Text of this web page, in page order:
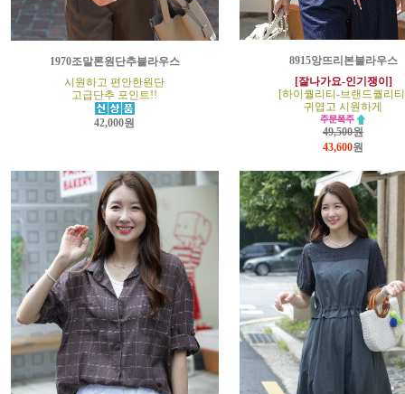
1970조말론원단추블라우스
시원하고 편안한원단
고급단추 포인트!!
42,000원
8915앙뜨리본블라우스
[잘나가요-인기쟁이]
[하이퀄리티-브랜드퀄리
귀엽고 시원하게
49,500원
43,600원